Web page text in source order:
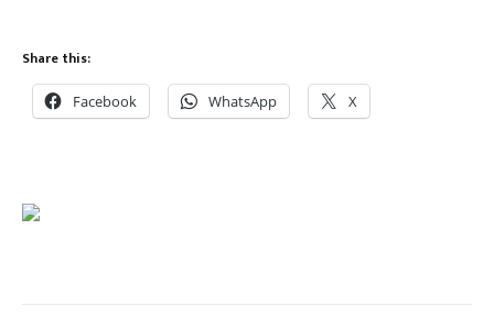
Share this:
Facebook WhatsApp X